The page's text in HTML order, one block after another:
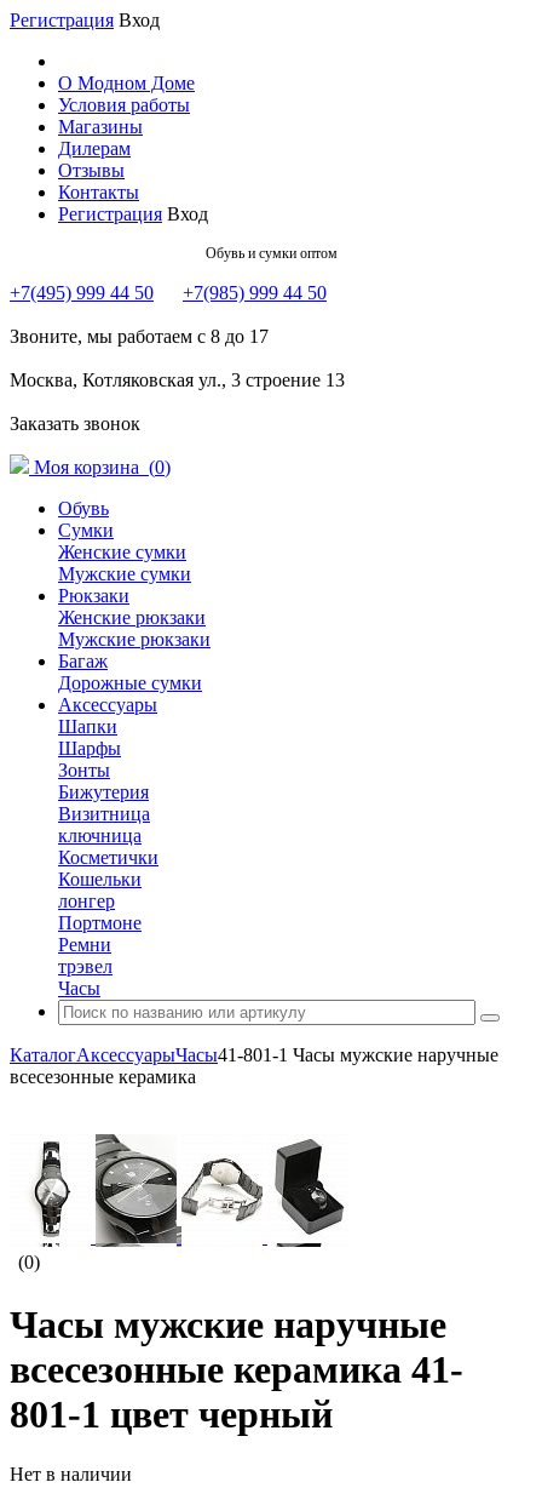
Регистрация Вход
О Модном Доме
Условия работы
Магазины
Дилерам
Отзывы
Контакты
Регистрация Вход
Обувь и сумки оптом
+7(495) 999 44 50 +7(985) 999 44 50
Звоните, мы работаем с 8 до 17
Москва, Котляковская ул., 3 строение 13
Заказать звонок
Моя корзина (0)
Обувь
Сумки
Женские сумки
Мужские сумки
Рюкзаки
Женские рюкзаки
Мужские рюкзаки
Багаж
Дорожные сумки
Аксессуары
Шапки
Шарфы
Зонты
Бижутерия
Визитница
ключница
Косметички
Кошельки
лонгер
Портмоне
Ремни
трэвел
Часы
КаталогАксессуарыЧасы41-801-1 Часы мужские наручные
всесезонные керамика
(0)
Часы мужские наручные
всесезонные керамика 41-
801-1 цвет черный
Нет в наличии